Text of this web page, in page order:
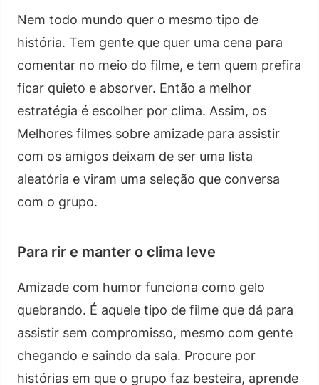
Nem todo mundo quer o mesmo tipo de
história. Tem gente que quer uma cena para
comentar no meio do filme, e tem quem prefira
ficar quieto e absorver. Então a melhor
estratégia é escolher por clima. Assim, os
Melhores filmes sobre amizade para assistir
com os amigos deixam de ser uma lista
aleatória e viram uma seleção que conversa
com o grupo.
Para rir e manter o clima leve
Amizade com humor funciona como gelo
quebrando. É aquele tipo de filme que dá para
assistir sem compromisso, mesmo com gente
chegando e saindo da sala. Procure por
histórias em que o grupo faz besteira, aprende